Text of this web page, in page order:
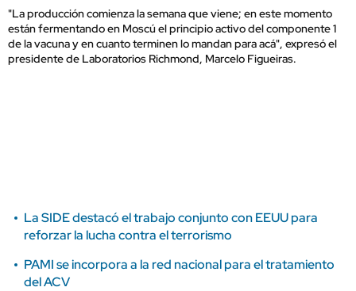
"La producción comienza la semana que viene; en este momento
están fermentando en Moscú el principio activo del componente 1
de la vacuna y en cuanto terminen lo mandan para acá", expresó el
presidente de Laboratorios Richmond, Marcelo Figueiras.
La SIDE destacó el trabajo conjunto con EEUU para
reforzar la lucha contra el terrorismo
PAMI se incorpora a la red nacional para el tratamiento
del ACV